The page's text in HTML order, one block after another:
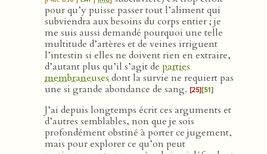
pour qu’y puisse passer tout l’aliment qui
subviendra aux besoins du corps entier ; je
me suis aussi demandé pourquoi une telle
multitude d’artères et de veines irriguent
l’intestin si elles ne doivent rien en extraire,
d’autant plus qu’il s’agit de parties
membraneusesdont la survie ne requiert pas
une si grande abondance de sang. [25][51]
J’ai depuis longtemps écrit ces arguments et
d’autres semblables, non que je sois
profondément obstiné à porter ce jugement,
mais pour explorer ce qu’on peut